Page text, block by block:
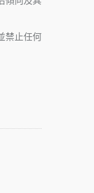
禁止任何